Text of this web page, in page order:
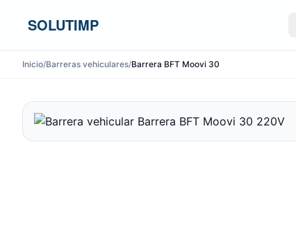
SOLUTIMP
Inicio/Barreras vehiculares/Barrera BFT Moovi 30